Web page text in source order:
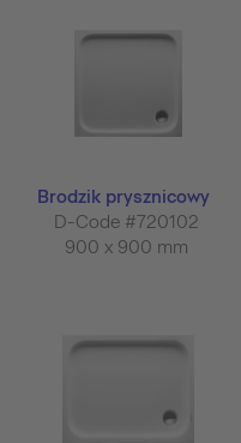
Brodzik prysznicowy
D-Code #720102
900 x 900 mm